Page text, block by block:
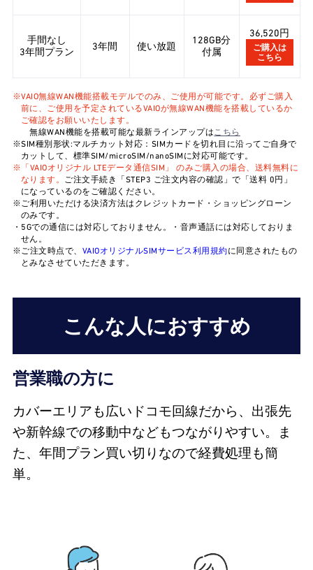
手間なし
3年間プラン
3年間 使い放題
128GB分
付属
36,520円
ご購入は
こちら
※VAIO無線WAN機能搭載モデルでのみ、ご使用が可能です。必ずご購入
前に、ご使用を予定されているVAIOが無線WAN機能を搭載しているか
ご確認をお願いいたします。
無線WAN機能を搭載可能な最新ラインアップは こちら
※SIM種別形状:マルチカット対応：SIMカードを切れ目に沿ってご自身で
カットして、標準SIM/microSIM/nanoSIMに対応可能です。
※「VAIOオリジナル LTEデータ通信SIM」 のみご購入の場合、送料無料に
なります。
ご注文手続き「STEP3 ご注文内容の確認」で「送料 0円」
になっているのをご確認ください。
※ご利用いただける決済方法はクレジットカード・ショッピングローン
のみです。
・5Gでの通信には対応しておりません。・音声通話には対応しておりま
せん。
※ご注文時点で、 VAIOオリジナルSIMサービス利用規約に同意されたもの
とみなさせていただきます。
こんな人におすすめ
営業職の方に
カバーエリアも広いドコモ回線だから、出張先
や新幹線での移動中などもつながりやすい。ま
た、年間プラン買い切りなので経費処理も簡
単。